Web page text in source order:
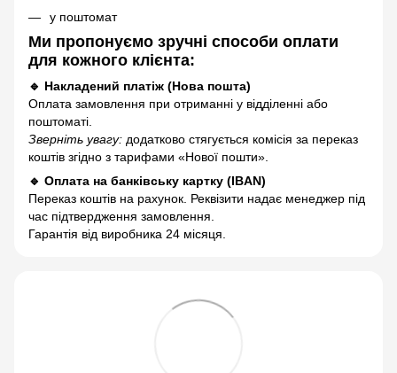
у поштомат
Ми пропонуємо зручні способи оплати
для кожного клієнта:
🔹 Накладений платіж (Нова пошта)
Оплата замовлення при отриманні у відділенні або
поштоматі.
Зверніть увагу: додатково стягується комісія за переказ
коштів згідно з тарифами «Нової пошти».
🔹 Оплата на банківську картку (IBAN)
Переказ коштів на рахунок. Реквізити надає менеджер під
час підтвердження замовлення.
Гарантія від виробника 24 місяця.